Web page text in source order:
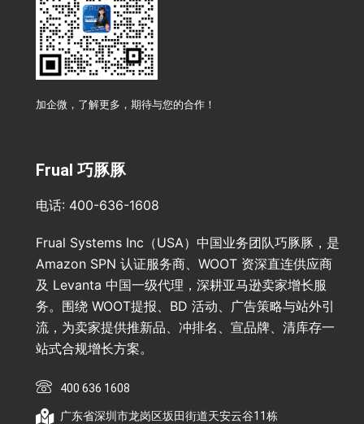
加企微，了解更多，期待与您的合作！
Frual 巧豚豚
电话: 400-636-1608
Frual Systems Inc（USA）中国业务团队巧豚豚，是
Amazon SPN 认证服务商、WOOT 资深直连供应商
及 Levanta 中国一级代理，深耕亚马逊卖家增长服
务。围绕 WOOT提报、BD 活动、广告策略与站外引
流，为卖家提供推新品、冲排名、宣品牌、清库存一
站式合规增长方案。
400 636 1608
广东省深圳市龙岗区坂田街道天安云谷11栋